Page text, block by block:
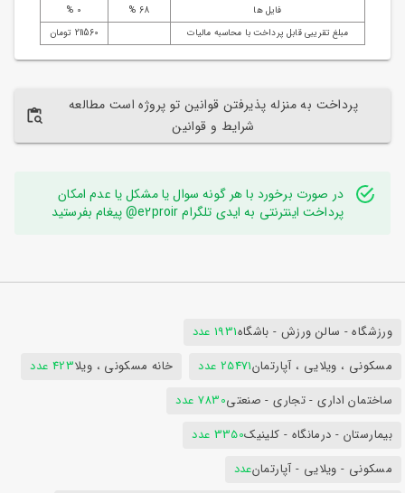
فایل ها
68 %
0 %
مبلغ تقریبی قابل پرداخت با محاسبه مالیات
211560 تومان
پرداخت به منزله پذیرفتن قوانین تو پروژه است مطالعه
شرایط و قوانین
در صورت برخورد با هر گونه سوال یا مشکل یا عدم امکان
پرداخت اینترنتی به ایدی تلگرام e2proir@ پیغام بفرستید
ورزشگاه - سالن ورزش - باشگاه1931 عدد
مسکونی ، ویلایی ، آپارتمان25471 عدد خانه مسکونی ، ویلا423 عدد
ساختمان اداری - تجاری - صنعتی7830 عدد
بیمارستان - درمانگاه - کلینیک3350 عدد
مسکونی - ویلایی - آپارتمانعدد